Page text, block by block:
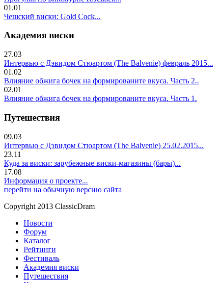
01.01
Чешский виски: Gold Cock...
Академия виски
27.03
Интервью с Дэвидом Стюартом (The Balvenie) февраль 2015...
01.02
Влияние обжига бочек на формированите вкуса. Часть 2..
02.01
Влияние обжига бочек на формированите вкуса. Часть 1.
Путешествия
09.03
Интервью с Дэвидом Стюартом (The Balvenie) 25.02.2015...
23.11
Куда за виски: зарубежные виски-магазины (бары)...
17.08
Информация о проекте...
перейти на обычную версию сайта
Copyright 2013 ClassicDram
Новости
Форум
Каталог
Рейтинги
Фестиваль
Академия виски
Путешествия